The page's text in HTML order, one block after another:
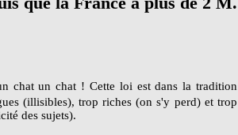
chat un chat ! Cette loi est dans la tradition
(illisibles), trop riches (on s'y perd) et trop
des sujets).